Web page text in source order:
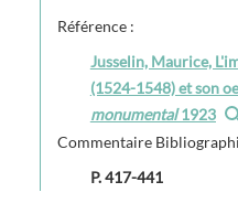
Référence :
Jusselin, Maurice,
(1524-1548) et son
monumental1923
Commentaire
P. 417-441